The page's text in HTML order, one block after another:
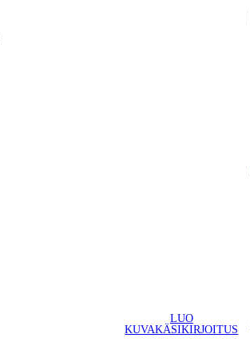
LUO
KUVAKÄSIKIRJOITUS